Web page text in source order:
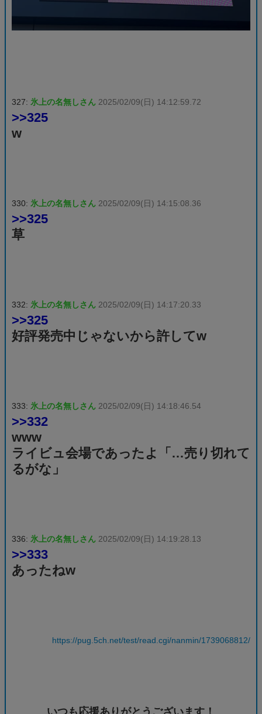
327: 氷上の名無しさん 2025/02/09(日) 14:12:59.72
>>325
w
330: 氷上の名無しさん 2025/02/09(日) 14:15:08.36
>>325
草
332: 氷上の名無しさん 2025/02/09(日) 14:17:20.33
>>325
好評発売中じゃないから許してw
333: 氷上の名無しさん 2025/02/09(日) 14:18:46.54
>>332
www
ライビュ会場であったよ「…売り切れて
るがな」
336: 氷上の名無しさん 2025/02/09(日) 14:19:28.13
>>333
あったねw
https://pug.5ch.net/test/read.cgi/nanmin/1739068812/
いつも応援ありがとうございます！